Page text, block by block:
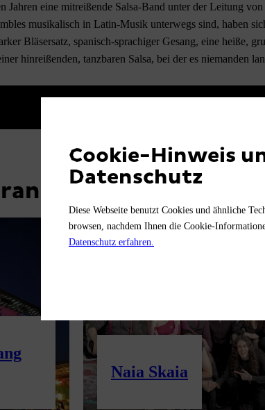
Jahren eine mitreißende Salsa-Band unter der Leitung
musikalisch in Latin-Musik unterwegs sind, haben
Bläsersatz, spanisch-sprachiger Gesang, eine heiße,
hinreißenden, tanzbaren Salsa, bei der es niemanden
Naia Skaia
Cookie-Hinweis
Datenschutz
Diese Webseite benutzt Cookies und ähnliche
browsen, nachdem Ihnen die Cookie-
Datenschutz erfahren.